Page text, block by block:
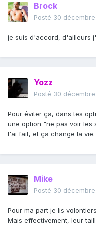
Brock
Posté 30
je suis d'accord, d'ailleurs
Yozz
Posté 30
Pour éviter ça, dans tes
une option "ne pas voir les
l'ai fait, et ça change la vie.
Mike
Posté 30
Pour ma part je lis
Mais effectivement, leur